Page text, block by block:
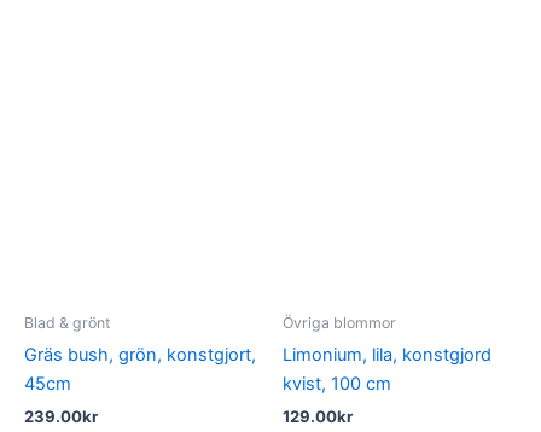
Blad & grönt
Gräs bush, grön, konstgjort,
45cm
239.00kr
Övriga blommor
Limonium, lila, konstgjord
kvist, 100 cm
129.00kr